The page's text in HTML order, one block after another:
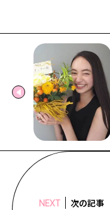
NEXT 次の記事